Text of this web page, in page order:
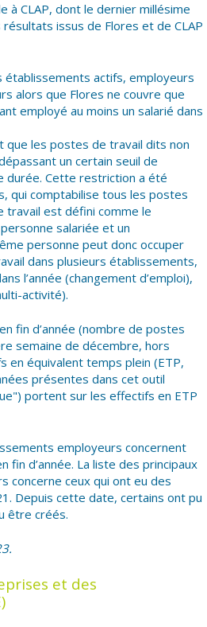
à CLAP, dont le dernier millésime
résultats issus de Flores et de CLAP
établissements actifs, employeurs
alors que Flores ne couvre que
employé au moins un salarié dans
que les postes de travail dits non
un certain seuil de
durée. Cette restriction a été
qui comptabilise tous les postes
travail est défini comme le
salariée et un
personne peut donc occuper
dans plusieurs établissements,
l’année (changement d’emploi),
activité).
fin d’année (nombre de postes
semaine de décembre, hors
en équivalent temps plein (ETP,
présentes dans cet outil
portent sur les effectifs en ETP
employeurs concernent
fin d’année. La liste des principaux
concerne ceux qui ont eu des
Depuis cette date, certains ont pu
être créés.
et des